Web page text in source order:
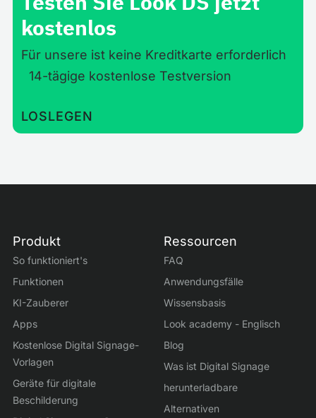
kostenlos
Für unsere ist keine Kreditkarte erforderlich
14-tägige kostenlose Testversion
LOSLEGEN
Produkt
So funktioniert's
Funktionen
KI-Zauberer
Apps
Kostenlose Digital Signage-
Vorlagen
Geräte für digitale
Beschilderung
Ressourcen
FAQ
Anwendungsfälle
Wissensbasis
Look academy - Englisch
Blog
Was ist Digital Signage
herunterladbare
Alternativen